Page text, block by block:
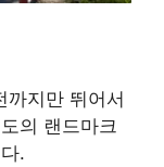
까지만 뛰어서
의 랜드마크
.